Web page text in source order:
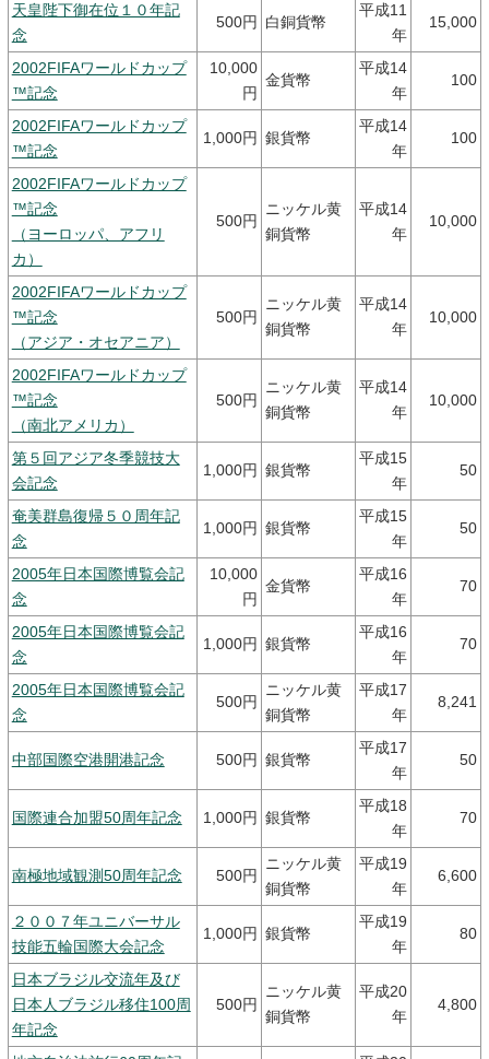
天皇陛下御在位１０年記
念
500円 白銅貨幣
平成11
年
15,000
2002FIFAワールドカップ
™記念
10,000
円
金貨幣
平成14
年
100
2002FIFAワールドカップ
™記念
1,000円 銀貨幣
平成14
年
100
2002FIFAワールドカップ
™記念
（ヨーロッパ、アフリ
カ）
500円
ニッケル黄
銅貨幣
平成14
年
10,000
2002FIFAワールドカップ
™記念
（アジア・オセアニア）
500円
ニッケル黄
銅貨幣
平成14
年
10,000
2002FIFAワールドカップ
™記念
（南北アメリカ）
500円
ニッケル黄
銅貨幣
平成14
年
10,000
第５回アジア冬季競技大
会記念
1,000円 銀貨幣
平成15
年
50
奄美群島復帰５０周年記
念
1,000円 銀貨幣
平成15
年
50
2005年日本国際博覧会記
念
10,000
円
金貨幣
平成16
年
70
2005年日本国際博覧会記
念
1,000円 銀貨幣
平成16
年
70
2005年日本国際博覧会記
念
500円
ニッケル黄
銅貨幣
平成17
年
8,241
中部国際空港開港記念 500円 銀貨幣
平成17
年
50
国際連合加盟50周年記念 1,000円 銀貨幣
平成18
年
70
南極地域観測50周年記念 500円
ニッケル黄
銅貨幣
平成19
年
6,600
２００７年ユニバーサル
技能五輪国際大会記念
1,000円 銀貨幣
平成19
年
80
日本ブラジル交流年及び
日本人ブラジル移住100周
年記念
500円
ニッケル黄
銅貨幣
平成20
年
4,800